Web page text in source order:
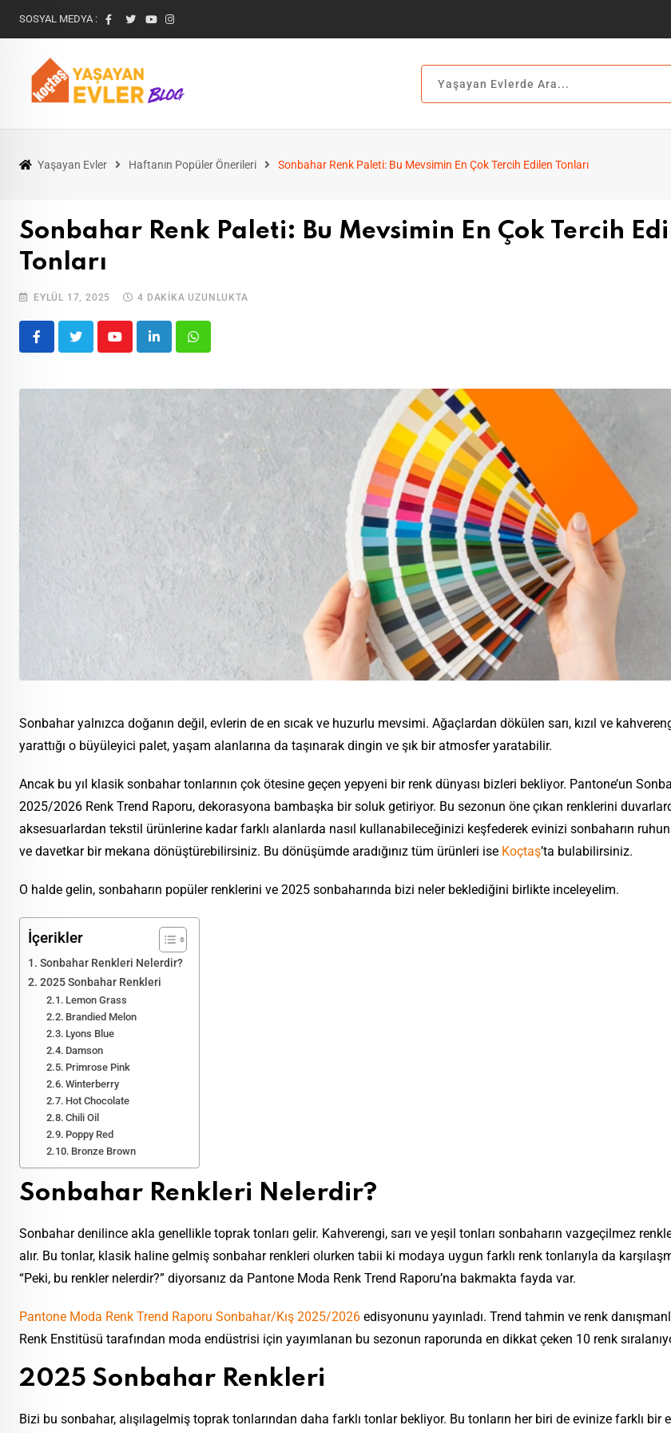
SOSYAL MEDYA :
Yaşayan Evler Haftanın Popüler Önerileri Sonbahar Renk Paleti: Bu Mevsimin En Çok Tercih Edilen Tonları
Sonbahar Renk Paleti: Bu Mevsimin En Çok Tercih
Tonları
EYLÜL 17, 2025 4 DAKIKA UZUNLUKTA
Sonbahar yalnızca doğanın değil, evlerin de en sıcak ve huzurlu mevsimi. Ağaçlardan dökülen sarı, kızıl ve
yarattığı o büyüleyici palet, yaşam alanlarına da taşınarak dingin ve şık bir atmosfer yaratabilir.
Ancak bu yıl klasik sonbahar tonlarının çok ötesine geçen yepyeni bir renk dünyası bizleri bekliyor. Pantone’un
2025/2026 Renk Trend Raporu, dekorasyona bambaşka bir soluk getiriyor. Bu sezonun öne çıkan renklerini
aksesuarlardan tekstil ürünlerine kadar farklı alanlarda nasıl kullanabileceğinizi keşfederek evinizi sonbaharın
ve davetkar bir mekana dönüştürebilirsiniz. Bu dönüşümde aradığınız tüm ürünleri ise Koçtaş’ta bulabilirsiniz.
O halde gelin, sonbaharın popüler renklerini ve 2025 sonbaharında bizi neler beklediğini birlikte inceleyelim.
İçerikler
Sonbahar Renkleri Nelerdir?
2025 Sonbahar Renkleri
Lemon Grass
Brandied Melon
Lyons Blue
Damson
Primrose Pink
Winterberry
Hot Chocolate
Chili Oil
Poppy Red
Bronze Brown
Sonbahar Renkleri Nelerdir?
Sonbahar denilince akla genellikle toprak tonları gelir. Kahverengi, sarı ve yeşil tonları sonbaharın vazgeçilmez
alır. Bu tonlar, klasik haline gelmiş sonbahar renkleri olurken tabii ki modaya uygun farklı renk tonlarıyla da
“Peki, bu renkler nelerdir?” diyorsanız da Pantone Moda Renk Trend Raporu’na bakmakta fayda var.
Pantone Moda Renk Trend Raporu Sonbahar/Kış 2025/2026 edisyonunu yayınladı. Trend tahmin ve renk
Renk Enstitüsü tarafından moda endüstrisi için yayımlanan bu sezonun raporunda en dikkat çeken 10 renk
2025 Sonbahar Renkleri
Bizi bu sonbahar, alışılagelmiş toprak tonlarından daha farklı tonlar bekliyor. Bu tonların her biri de evinize farklı bir